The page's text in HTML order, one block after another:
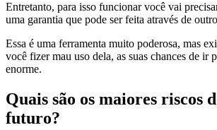
Entretanto, para isso funcionar você vai
uma garantia que pode ser feita através de
Essa é uma ferramenta muito poderosa, mas
você fizer mau uso dela, as suas chances de ir
enorme.
Quais são os maiores riscos
futuro?